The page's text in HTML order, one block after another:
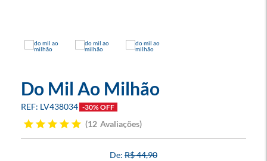
Do Mil Ao Milhão
LV438034 -30% OFF
12 Avaliações
R$ 44,90